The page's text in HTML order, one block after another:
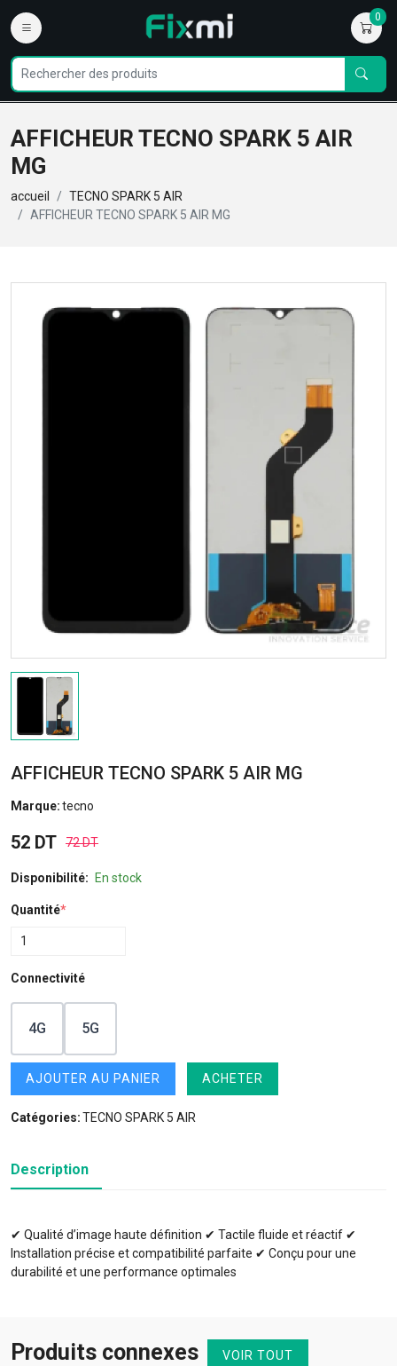
0
AFFICHEUR TECNO SPARK 5 AIR
MG
accueil
TECNO SPARK 5 AIR
AFFICHEUR TECNO SPARK 5 AIR MG
AFFICHEUR TECNO SPARK 5 AIR MG
Marque:tecno
52 DT 72 DT
Disponibilité: En stock
Quantité*
Connectivité
4G 5G
AJOUTER AU PANIER ACHETER
Catégories:TECNO SPARK 5 AIR
Description
✔ Qualité d’image haute définition ✔ Tactile fluide et réactif ✔
Installation précise et compatibilité parfaite ✔ Conçu pour une
durabilité et une performance optimales
Produits connexes VOIR TOUT